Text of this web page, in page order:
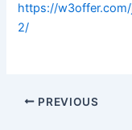
https://
2/
Post
PREVIOUS